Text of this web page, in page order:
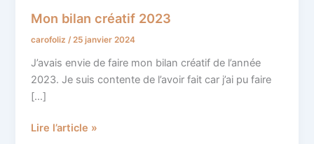
Mon bilan créatif 2023
carofoliz /25 janvier 2024
J’avais envie de faire mon bilan créatif de l’année
2023. Je suis contente de l’avoir fait car j’ai pu faire
[…]
créatif
2023
Lire l’article »